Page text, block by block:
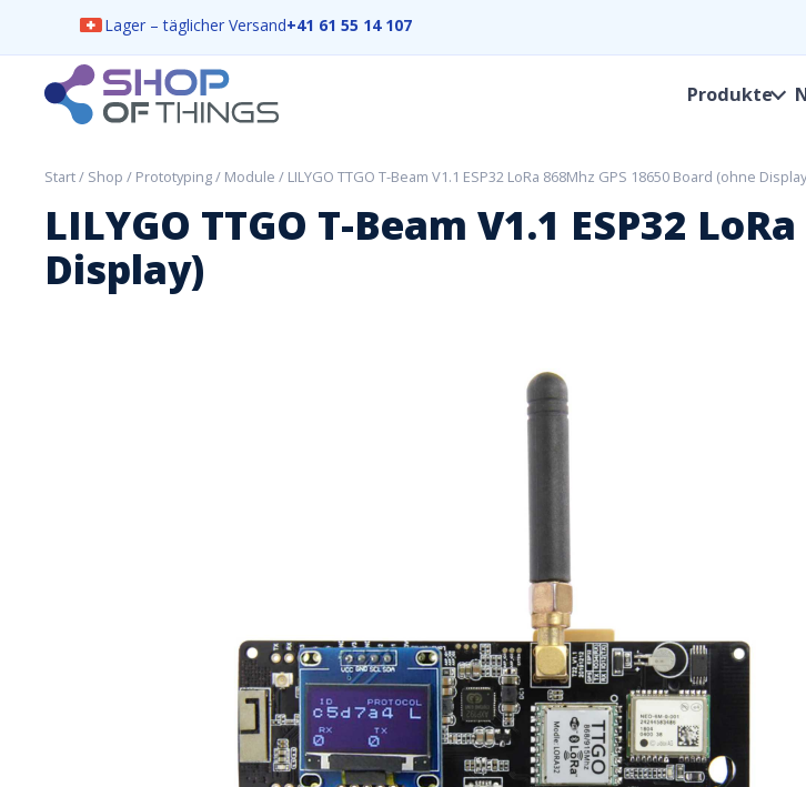
Lager – täglicher Versand+41 61 55 14 107
ShopOfThings
Produkte
Start/ Shop / Prototyping/ Module / LILYGO TTGO T-Beam V1.1 ESP32 LoRa 868Mhz GPS 18650 Board (ohne
LILYGO TTGO T-Beam V1.1 ESP32
Display)